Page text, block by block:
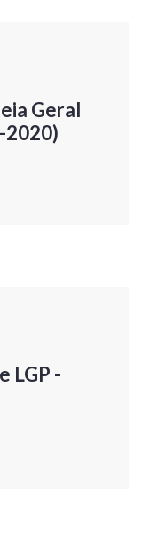
Geral
2020)
LGP -